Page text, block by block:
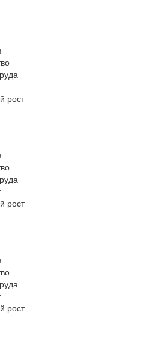
рост
рост
рост